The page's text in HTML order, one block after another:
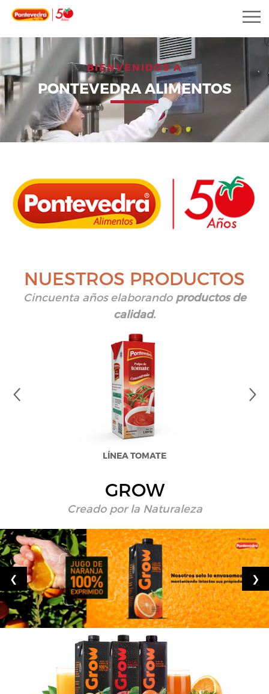
BIENVENIDOS A
PONTEVEDRA ALIMENTOS
NUESTROS PRODUCTOS
Cincuenta años elaborando productos de
calidad.
LÍNEA TOMATE
GROW
Creado por la Naturaleza
❮ ❯